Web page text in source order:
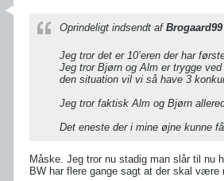
Oprindeligt indsendt af Brogaard99
Jeg tror det er 10’eren der har
Jeg tror Bjørn og Alm er trygge
den situation vil vi så have 3
Jeg tror faktisk Alm og Bjørn
Det eneste der i mine øjne kunne
Måske. Jeg tror nu stadig man slår til nu
BW har flere gange sagt at der skal være